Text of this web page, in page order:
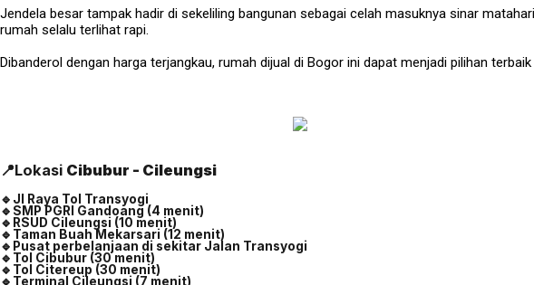
Jendela besar tampak hadir di sekeliling bangunan sebagai celah masuknya sinar
rumah selalu terlihat rapi.
Dibanderol dengan harga terjangkau, rumah dijual di Bogor ini dapat menjadi pilihan
📍Lokasi Cibubur - Cileungsi
🔹Jl Raya Tol Transyogi
🔹SMP PGRI Gandoang (4 menit)
🔹RSUD Cileungsi (10 menit)
🔹Taman Buah Mekarsari (12 menit)
🔹Pusat perbelanjaan di sekitar Jalan Transyogi
🔹Tol Cibubur (30 menit)
🔹Tol Citereup (30 menit)
🔹Terminal Cileungsi (7 menit)